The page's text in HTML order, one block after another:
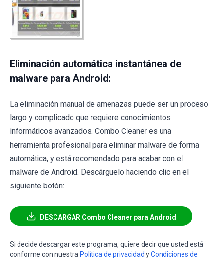
Eliminación automática instantánea de
malware para Android:
La eliminación manual de amenazas puede ser un proceso
largo y complicado que requiere conocimientos
informáticos avanzados. Combo Cleaner es una
herramienta profesional para eliminar malware de forma
automática, y está recomendado para acabar con el
malware de Android. Descárguelo haciendo clic en el
siguiente botón:
DESCARGAR Combo Cleaner para Android
Si decide descargar este programa, quiere decir que usted está
conforme con nuestra Política de privacidad yCondiciones de